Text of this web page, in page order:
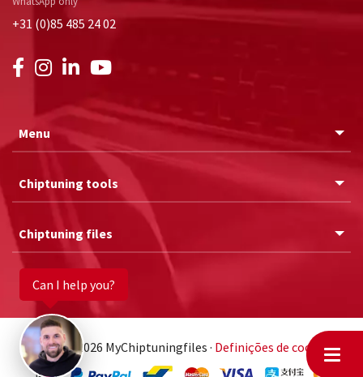
+31 (0)85 485 24 02
Menu
Chiptuning tools
Chiptuning files
© 2011 - 2026 MyChiptuningfiles · Definições de cookies
Can I help you?